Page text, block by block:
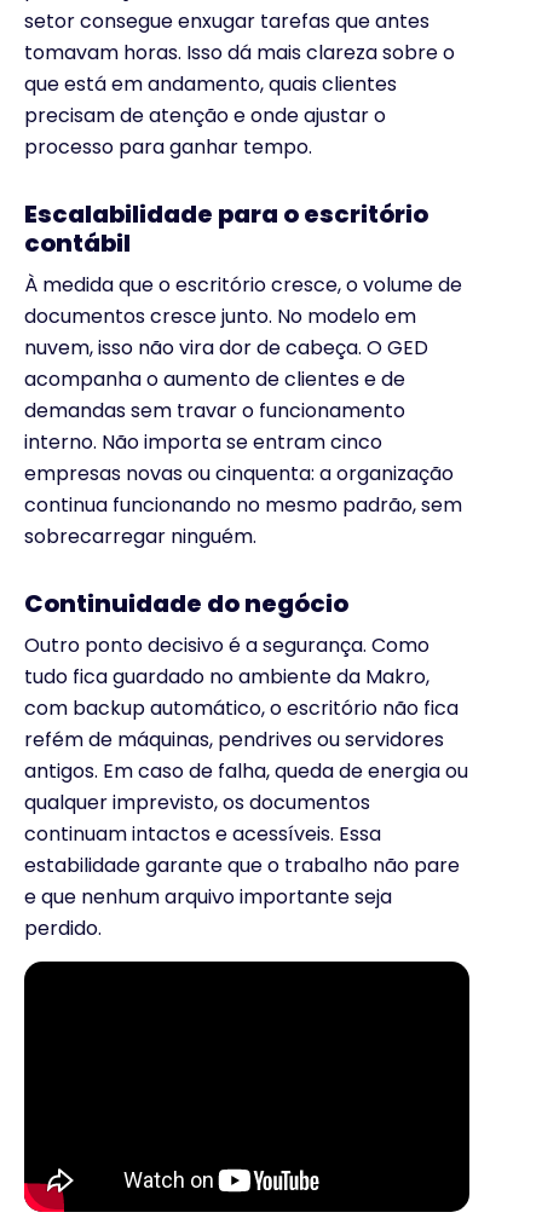
setor consegue enxugar tarefas que antes
tomavam horas. Isso dá mais clareza sobre o
que está em andamento, quais clientes
precisam de atenção e onde ajustar o
processo para ganhar tempo.
Escalabilidade para o escritório
contábil
À medida que o escritório cresce, o volume de
documentos cresce junto. No modelo em
nuvem, isso não vira dor de cabeça. O GED
acompanha o aumento de clientes e de
demandas sem travar o funcionamento
interno. Não importa se entram cinco
empresas novas ou cinquenta: a organização
continua funcionando no mesmo padrão, sem
sobrecarregar ninguém.
Continuidade do negócio
Outro ponto decisivo é a segurança. Como
tudo fica guardado no ambiente da Makro,
com backup automático, o escritório não fica
refém de máquinas, pendrives ou servidores
antigos. Em caso de falha, queda de energia ou
qualquer imprevisto, os documentos
continuam intactos e acessíveis. Essa
estabilidade garante que o trabalho não pare
e que nenhum arquivo importante seja
perdido.